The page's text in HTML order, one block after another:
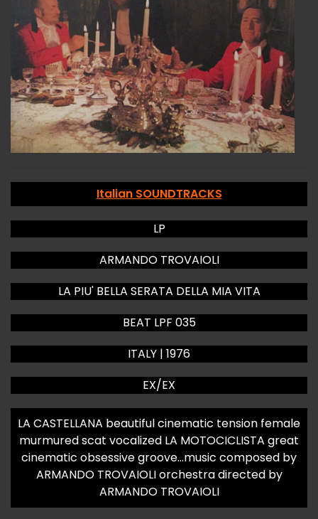
Italian SOUNDTRACKS
LP
ARMANDO TROVAIOLI
LA PIU' BELLA SERATA DELLA MIA VITA
BEAT LPF 035
ITALY | 1976
EX/EX
LA CASTELLANA beautiful cinematic tension female
murmured scat vocalized LA MOTOCICLISTA great
cinematic obsessive groove…music composed by
ARMANDO TROVAIOLI orchestra directed by
ARMANDO TROVAIOLI